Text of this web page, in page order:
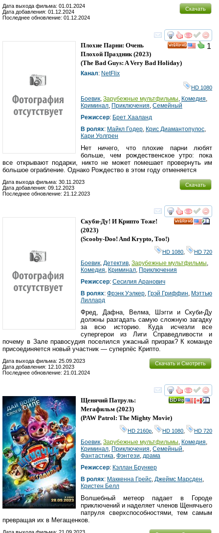
Скачать
Дата выхода фильма: 01.01.2024
Дата добавления: 01.12.2024
Последнее обновление: 01.12.2024
смотреть
1
Плохие Парни: Очень
Плохой Праздник(2023)
(The Bad Guys: A Very Bad Holiday)
Канал: NetFlix
HD 1080
Боевик, Зарубежные мультфильмы, Комедия,
Криминал, Приключения, Семейный
Режиссер: Брет Хааланд
В ролях: Майкл Годер, Крис Диамантопулос,
Кари Уолгрен
Нет ничего, что плохие парни любят
больше, чем рождественское утро: пока
все открывают подарки, никто не может помешает провернуть им
большое ограбление. Однако Рождество в этом году отменяется
Скачать
Дата выхода фильма: 30.11.2023
Дата добавления: 09.12.2023
Последнее обновление: 21.12.2023
смотреть
Скуби-Ду! И Крипто Тоже!
(2023)
(Scooby-Doo! And Krypto, Too!)
HD 1080 HD 720
Боевик, Детектив, Зарубежные мультфильмы,
Комедия, Криминал, Приключения
Режиссер: Сесилия Аранович
В ролях: Фрэнк Уэлкер, Грэй Гриффин, Мэттью
Лиллард
Фред, Дафна, Велма, Шэгги и Скуби-Ду
должны разгадать самую сложную загадку
за всю историю. Куда исчезли все
супергерои из Лиги Справедливости и
почему в Зале правосудия поселился ужасный призрак? К команде
присоединяется новый участник — суперпёс Крипто.
Скачать и Смотреть
Дата выхода фильма: 25.09.2023
Дата добавления: 12.10.2023
Последнее обновление: 21.01.2024
смотреть
Щенячий Патруль:
Мегафильм (2023)
(PAW Patrol: The Mighty Movie)
HD 2160р HD 1080 HD 720
Боевик, Зарубежные мультфильмы, Комедия,
Криминал, Приключения, Семейный,
Фантастика, Фэнтези, драма
Режиссер: Кэллан Брункер
В ролях: Маккенна Грейс, Джеймс Марсден,
Кристен Белл
Волшебный метеор падает в Городе
приключений и наделяет членов Щенячьего
патруля сверхспособностями, тем самым
превращая их в Мегащенков.